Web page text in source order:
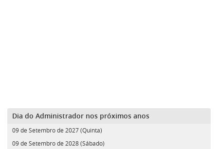
Dia do Administrador nos próximos anos
09 de Setembro de 2027 (Quinta)
09 de Setembro de 2028 (Sábado)